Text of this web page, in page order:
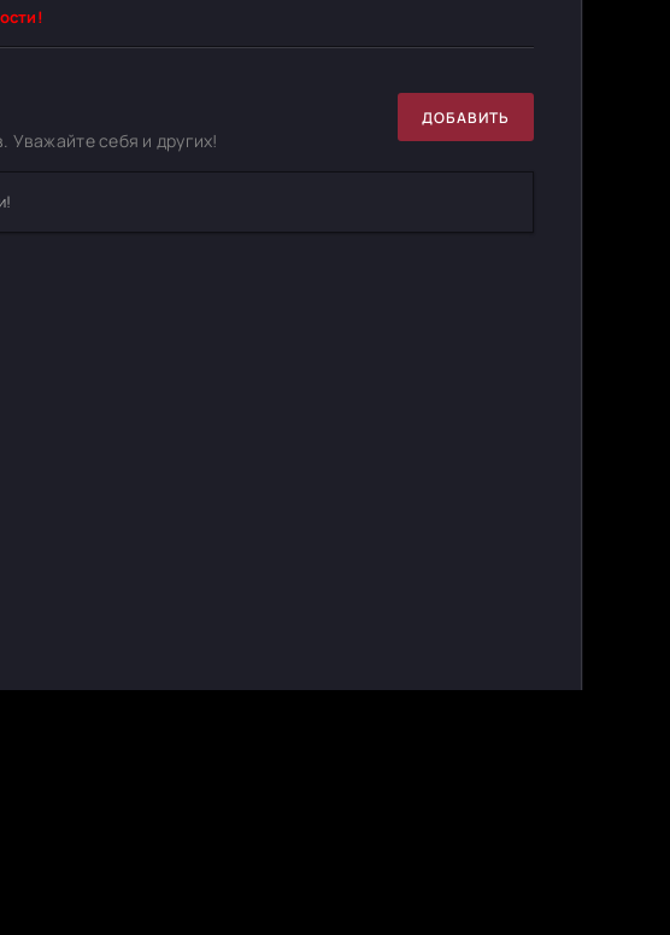
Уважайте себя и других!
ДОБАВИТЬ